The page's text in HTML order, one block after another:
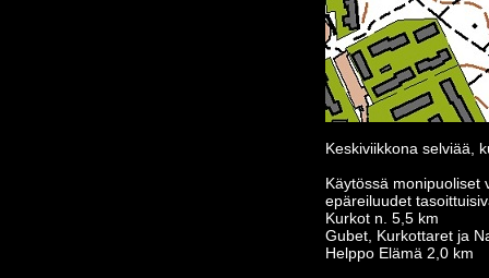
Keskiviikkona selviää,
Käytössä monipuoliset
epäreiluudet
Kurkot n. 5,5 km
Gubet, Kurkottaret ja
Helppo Elämä 2,0 km